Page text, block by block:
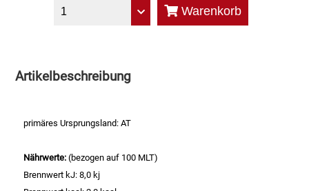
Feinkost-/Fischkonserve
Fertiggerichte trocken
Warenkorb
Artikelbeschreibung
primäres Ursprungsland: AT
Nährwerte:(bezogen auf 100 MLT)
Brennwert kJ: 8,0 kj